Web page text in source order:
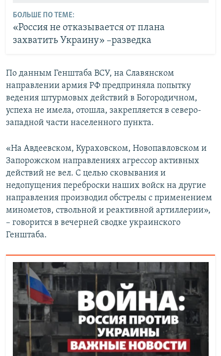
БОЛЬШЕ ПО ТЕМЕ:
«Россия не отказывается от плана
захватить Украину» –разведка
По данным Генштаба ВСУ, на Славянском
направлении армия РФ предприняла попытку
ведения штурмовых действий в Богородичном,
успеха не имела, отошла, закрепляется в северо-
западной части населенного пункта.
«На Авдеевском, Кураховском, Новопавловском и
Запорожском направлениях агрессор активных
действий не вел. С целью сковывания и
недопущения переброски наших войск на другие
направления производил обстрелы с применением
минометов, ствольной и реактивной артиллерии»,
– говорится в вечерней сводке украинского
Генштаба.